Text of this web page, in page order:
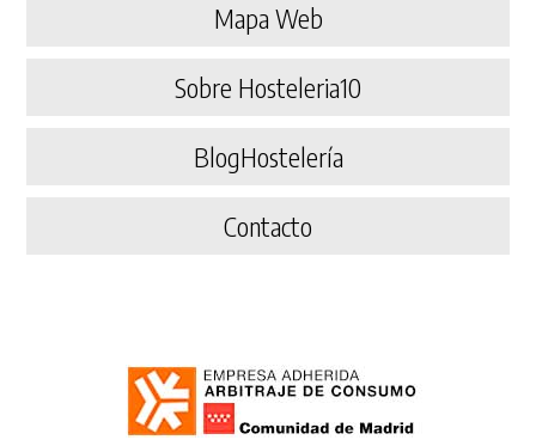
Mapa Web
Sobre Hosteleria10
BlogHostelería
Contacto